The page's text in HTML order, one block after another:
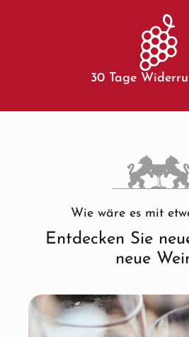
30 Tage
Wie wäre es mit
Entdecken Sie
neue